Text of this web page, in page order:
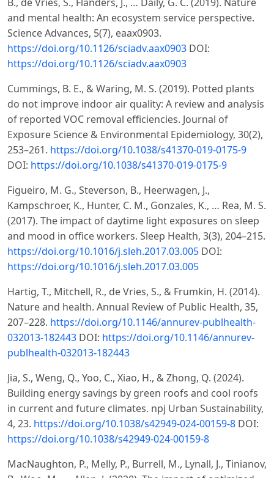
and mental health: An ecosystem service perspective.
Science Advances, 5(7), eaax0903.
https://doi.org/10.1126/sciadv.aax0903 DOI:
https://doi.org/10.1126/sciadv.aax0903
Cummings, B. E., & Waring, M. S. (2019). Potted plants
do not improve indoor air quality: A review and analysis
of reported VOC removal efficiencies. Journal of
Exposure Science & Environmental Epidemiology, 30(2),
253–261. https://doi.org/10.1038/s41370-019-0175-9
DOI: https://doi.org/10.1038/s41370-019-0175-9
Figueiro, M. G., Steverson, B., Heerwagen, J.,
Kampschroer, K., Hunter, C. M., Gonzales, K., … Rea, M. S.
(2017). The impact of daytime light exposures on sleep
and mood in office workers. Sleep Health, 3(3), 204–215.
https://doi.org/10.1016/j.sleh.2017.03.005 DOI:
https://doi.org/10.1016/j.sleh.2017.03.005
Hartig, T., Mitchell, R., de Vries, S., & Frumkin, H. (2014).
Nature and health. Annual Review of Public Health, 35,
207–228. https://doi.org/10.1146/annurev-publhealth-
032013-182443 DOI: https://doi.org/10.1146/annurev-
publhealth-032013-182443
Jia, S., Weng, Q., Yoo, C., Xiao, H., & Zhong, Q. (2024).
Building energy savings by green roofs and cool roofs
in current and future climates. npj Urban Sustainability,
4, 23. https://doi.org/10.1038/s42949-024-00159-8 DOI:
https://doi.org/10.1038/s42949-024-00159-8
MacNaughton, P., Melly, P., Burrell, M., Lynall, J., Tinianov,